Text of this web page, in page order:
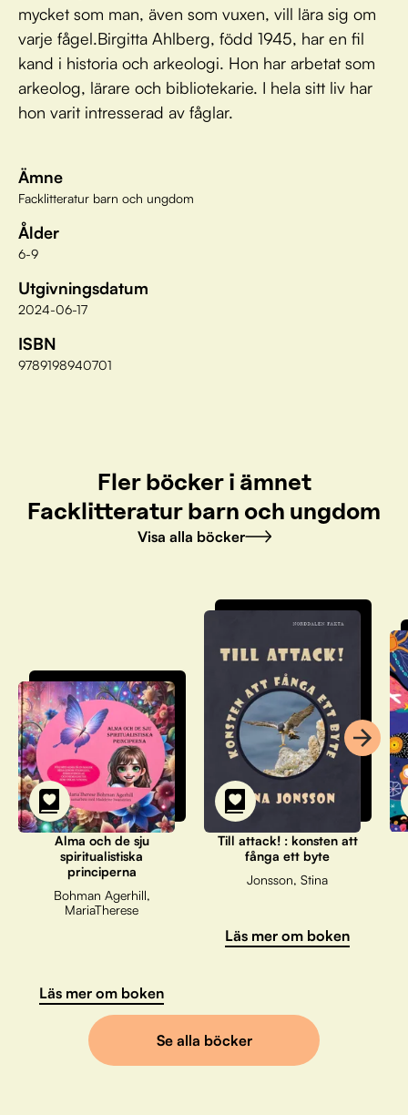
mycket som man, även som vuxen, vill lära sig om
varje fågel.Birgitta Ahlberg, född 1945, har en fil
kand i historia och arkeologi. Hon har arbetat som
arkeolog, lärare och bibliotekarie. I hela sitt liv har
hon varit intresserad av fåglar.
Ämne
Facklitteratur barn och ungdom
Ålder
6-9
Utgivningsdatum
2024-06-17
ISBN
9789198940701
Fler böcker i ämnet
Facklitteratur barn och ungdom
Visa alla böcker
Alma och de sju
spiritualistiska
principerna
Bohman Agerhill,
MariaTherese
Läs mer om boken
Till attack! : konsten att
fånga ett byte
Jonsson, Stina
Läs mer om boken
Se alla böcker